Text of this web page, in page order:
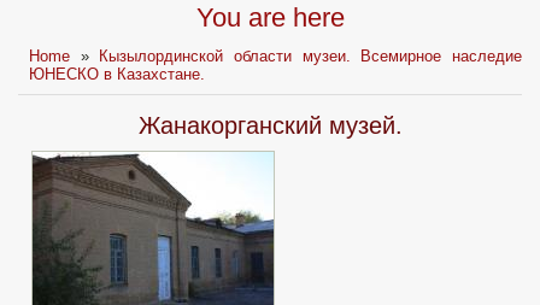
You are here
Home »
Кызылординской области музеи. Всемирное наследие
ЮНЕСКО в Казахстане.
Жанакорганский музей.